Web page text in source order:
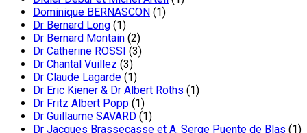
Dominique BERNASCON (1)
Dr Bernard Long (1)
Dr Bernard Montain (2)
Dr Catherine ROSSI (3)
Dr Chantal Vuillez (3)
Dr Claude Lagarde (1)
Dr Eric Kiener & Dr Albert Roths (1)
Dr Fritz Albert Popp (1)
Dr Guillaume SAVARD (1)
Dr Jacques Brassecasse et A. Serge Puente de Blas (1)